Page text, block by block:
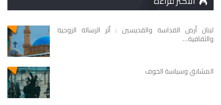
لبنان أرض القداسة والقديسين : أثر الرسالة الروحية
والثقافية…
المشانق وسياسة الخوف